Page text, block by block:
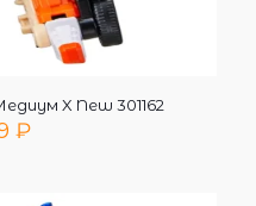
X New 301162
₽